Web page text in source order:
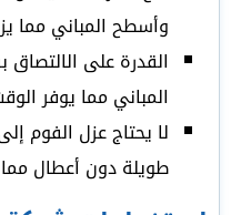
وأسطح المباني مما
القدرة على
المباني مما يوفر
لا يحتاج عزل الفوم
طويلة دون أعطال مما